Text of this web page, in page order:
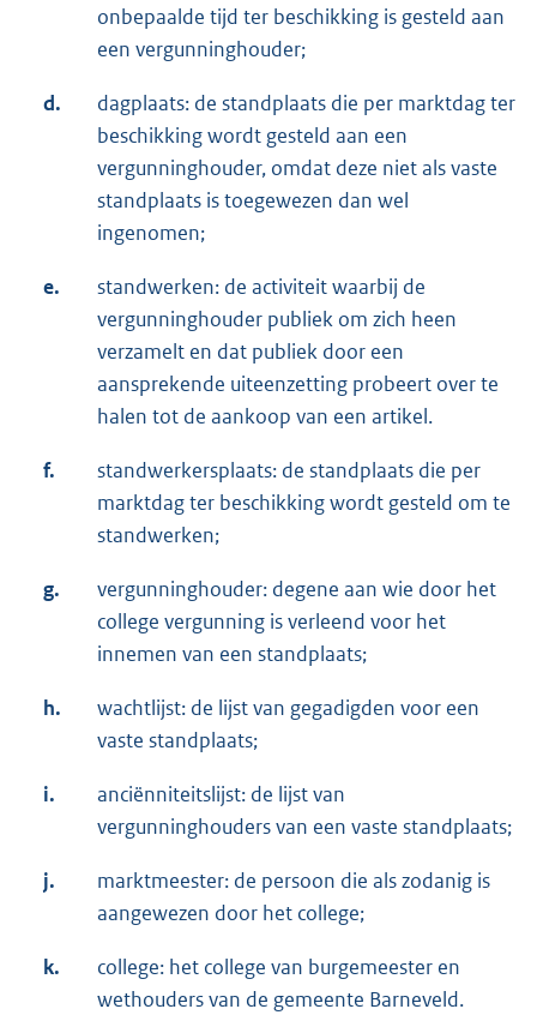
onbepaalde tijd ter beschikking is gesteld aan
een vergunninghouder;
d.
dagplaats: de standplaats die per marktdag ter
beschikking wordt gesteld aan een
vergunninghouder, omdat deze niet als vaste
standplaats is toegewezen dan wel
ingenomen;
e.
standwerken: de activiteit waarbij de
vergunninghouder publiek om zich heen
verzamelt en dat publiek door een
aansprekende uiteenzetting probeert over te
halen tot de aankoop van een artikel.
f.
standwerkersplaats: de standplaats die per
marktdag ter beschikking wordt gesteld om te
standwerken;
g.
vergunninghouder: degene aan wie door het
college vergunning is verleend voor het
innemen van een standplaats;
h.
wachtlijst: de lijst van gegadigden voor een
vaste standplaats;
i.
anciënniteitslijst: de lijst van
vergunninghouders van een vaste standplaats;
j.
marktmeester: de persoon die als zodanig is
aangewezen door het college;
k.
college: het college van burgemeester en
wethouders van de gemeente Barneveld.